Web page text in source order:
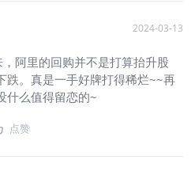
2024-03-13
阿里的回购并不是打算抬升股
跌。真是一手好牌打得稀烂~~再
什么值得留恋的~
点赞